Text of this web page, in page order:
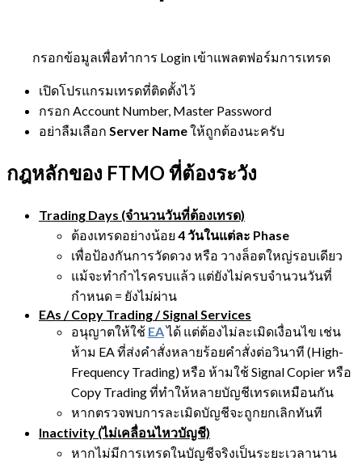
กรอกข้อมูลเพื่อทำการ Login เข้าแพลตฟอร์มการเทรด
เปิดโปรแกรมเทรดที่ติดตั้งไว้
กรอก Account Number, Master Password
อย่าลืมเลือก Server Nameให้ถูกต้องนะครับ
กฎหลักของ FTMO ที่ต้องระวัง
Trading Days (จำนวนวันที่ต้องเทรด)
ต้องเทรดอย่างน้อย 4 วันในแต่ละ Phase
เพื่อป้องกันการวัดดวง หรือ วางล็อตใหญ่รอบเดียว
แม้จะทำกำไรครบแล้ว แต่ยังไม่ครบจำนวนวันที่
กำหนด = ยังไม่ผ่าน
EAs / Copy Trading / Signal Services
อนุญาตให้ใช้ EAได้ แต่ต้องไม่ละเมิดเงื่อนไข เช่น
ห้าม EA ที่ส่งคำสั่งหลายร้อยคำสั่งต่อวินาที (High-
Frequency Trading) หรือ ห้ามใช้ Signal Copier หรือ
Copy Trading ที่ทำให้หลายบัญชีเทรดเหมือนกัน
หากตรวจพบการละเมิดบัญชีจะถูกยกเลิกทันที
Inactivity (ไม่เคลื่อนไหวบัญชี)
หากไม่มีการเทรดในบัญชีจริงเป็นระยะเวลานาน